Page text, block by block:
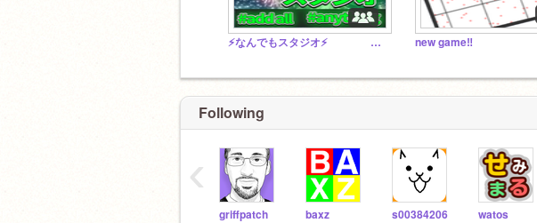
⚡なんでもスタジオ⚡ ⚡anything studio⚡ new game‼︎
Following
griffpatch baxz s00384206 watos
‹